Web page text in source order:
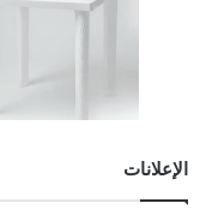
الإعلانات